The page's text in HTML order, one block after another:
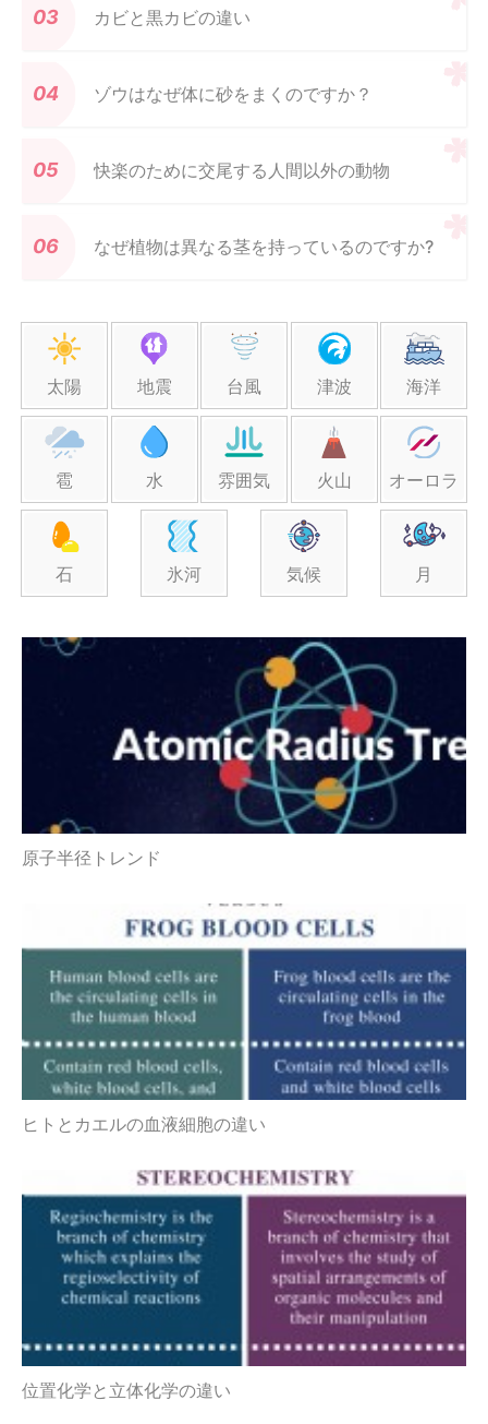
カビと黒カビの違い
ゾウはなぜ体に砂をまくのですか？
快楽のために交尾する人間以外の動物
なぜ植物は異なる茎を持っているのですか?
太陽 地震 台風 津波 海洋
雹 水 雰囲気 火山 オーロラ
石 氷河 気候 月
原子半径トレンド
ヒトとカエルの血液細胞の違い
位置化学と立体化学の違い